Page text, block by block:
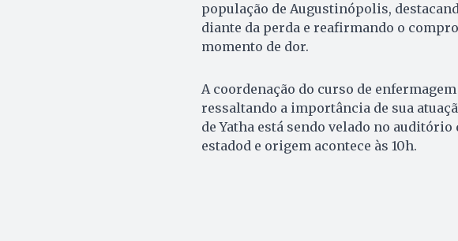
população de Augustinópolis,
diante da perda e reafirmando o
momento de dor.
A coordenação do curso de
ressaltando a importância de sua
de Yatha está sendo velado no
estadod e origem acontece às 10h.